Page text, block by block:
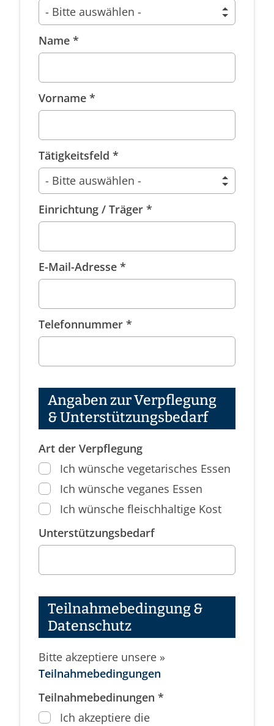
Name *
Vorname *
Tätigkeitsfeld *
Einrichtung / Träger *
E-Mail-Adresse *
Telefonnummer *
Angaben zur Verpflegung
& Unterstützungsbedarf
Art der Verpflegung
Ich wünsche vegetarisches Essen
Ich wünsche veganes Essen
Ich wünsche fleischhaltige Kost
Unterstützungsbedarf
Teilnahmebedingung &
Datenschutz
Bitte akzeptiere unsere »
Teilnahmebedingungen
Teilnahmebedinungen *
Ich akzeptiere die